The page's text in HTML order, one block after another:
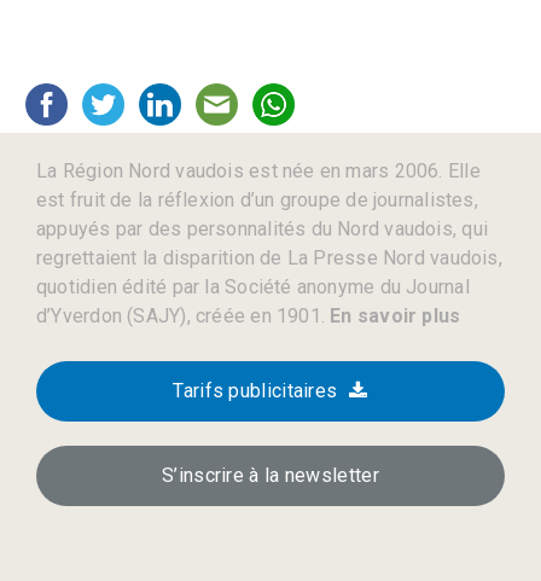
La Région Nord vaudois est née en mars 2006. Elle
est fruit de la réflexion d’un groupe de journalistes,
appuyés par des personnalités du Nord vaudois, qui
regrettaient la disparition de La Presse Nord vaudois,
quotidien édité par la Société anonyme du Journal
d’Yverdon (SAJY), créée en 1901. En savoir plus
Tarifs publicitaires
S’inscrire à la newsletter